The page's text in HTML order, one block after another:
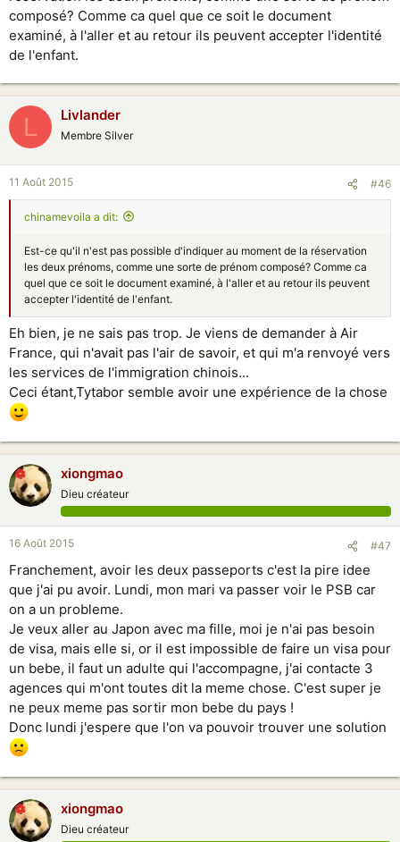
données de l'Exit/Entry permit, mais est-ce bien sûr?
Et comment faire pour le retour?
Merci d'avance de votre retour d'expérience
composé? Comme ca quel que ce soit le document
examiné, à l'aller et au retour ils peuvent accepter l'identité
de l'enfant.
L Livlander
Membre Silver
11 Août 2015 #46
chinamevoila a dit:
Est-ce qu'il n'est pas possible d'indiquer au moment de la réservation
les deux prénoms, comme une sorte de prénom composé? Comme ca
quel que ce soit le document examiné, à l'aller et au retour ils peuvent
accepter l'identité de l'enfant.
Eh bien, je ne sais pas trop. Je viens de demander à Air
France, qui n'avait pas l'air de savoir, et qui m'a renvoyé vers
les services de l'immigration chinois...
Ceci étant,Tytabor semble avoir une expérience de la chose
xiongmao
Dieu créateur
16 Août 2015 #47
Franchement, avoir les deux passeports c'est la pire idee
que j'ai pu avoir. Lundi, mon mari va passer voir le PSB car
on a un probleme.
Je veux aller au Japon avec ma fille, moi je n'ai pas besoin
de visa, mais elle si, or il est impossible de faire un visa pour
un bebe, il faut un adulte qui l'accompagne, j'ai contacte 3
agences qui m'ont toutes dit la meme chose. C'est super je
ne peux meme pas sortir mon bebe du pays !
Donc lundi j'espere que l'on va pouvoir trouver une solution
xiongmao
Dieu créateur